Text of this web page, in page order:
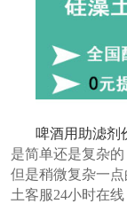
啤酒用助滤剂
是简单还是复杂
但是稍微复杂一
土客服24小时在线